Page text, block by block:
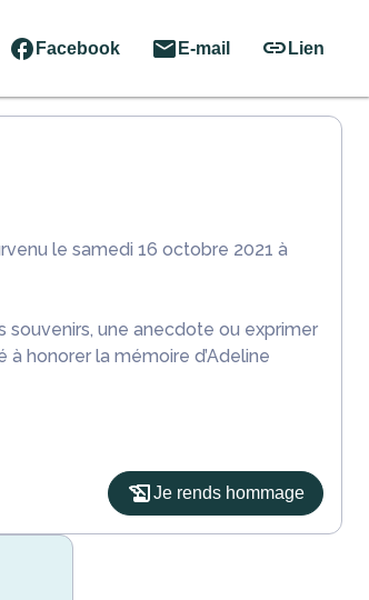
Facebook E-mail Lien
le samedi 16 octobre 2021 à
souvenirs, une anecdote ou exprimer
honorer la mémoire d’Adeline
Je rends hommage